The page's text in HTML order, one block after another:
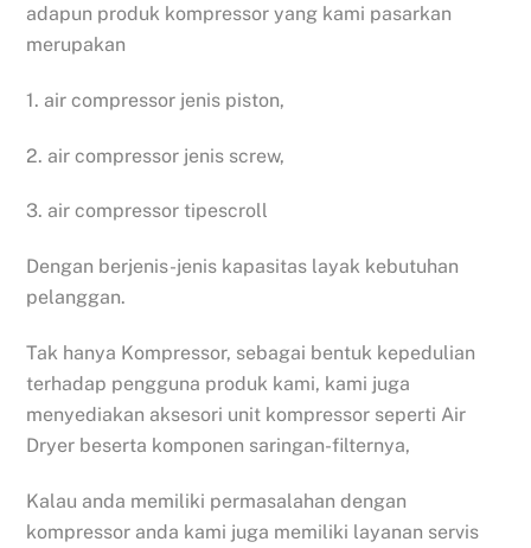
adapun produk kompressor yang kami pasarkan
merupakan
1. air compressor jenis piston,
2. air compressor jenis screw,
3. air compressor tipescroll
Dengan berjenis-jenis kapasitas layak kebutuhan
pelanggan.
Tak hanya Kompressor, sebagai bentuk kepedulian
terhadap pengguna produk kami, kami juga
menyediakan aksesori unit kompressor seperti Air
Dryer beserta komponen saringan-filternya,
Kalau anda memiliki permasalahan dengan
kompressor anda kami juga memiliki layanan servis